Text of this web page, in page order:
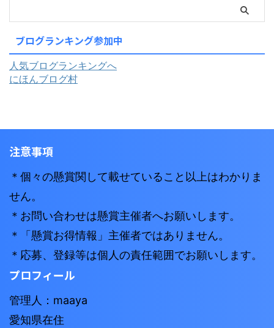
ブログランキング参加中
人気ブログランキングへ
にほんブログ村
注意事項
＊個々の懸賞関して載せていること以上はわかりま
せん。
＊お問い合わせは懸賞主催者へお願いします。
＊「懸賞お得情報」主催者ではありません。
＊応募、登録等は個人の責任範囲でお願いします。
プロフィール
管理人：maaya
愛知県在住